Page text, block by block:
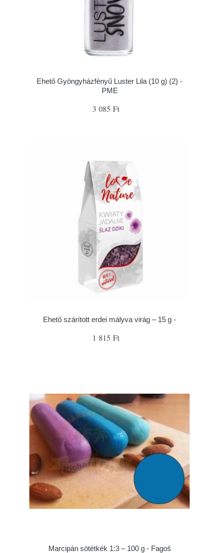
Ehető Gyöngyházfényű Luster Lila (10 g) (2) -
PME
3 085 Ft
Ehető szárított erdei mályva virág – 15 g -
1 815 Ft
Marcipán sötétkék 1:3 – 100 g - Fagoš